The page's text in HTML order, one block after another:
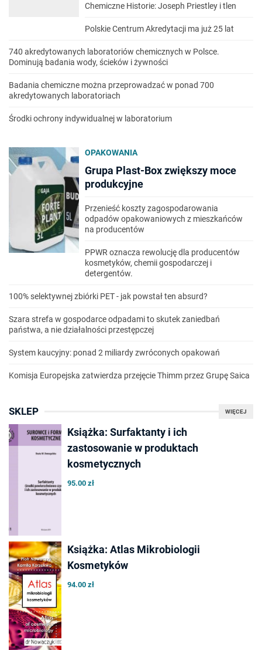
Chemiczne Historie: Joseph Priestley i tlen
Polskie Centrum Akredytacji ma już 25 lat
740 akredytowanych laboratoriów chemicznych w Polsce.
Dominują badania wody, ścieków i żywności
Badania chemiczne można przeprowadzać w ponad 700
akredytowanych laboratoriach
Środki ochrony indywidualnej w laboratorium
OPAKOWANIA
Grupa Plast-Box zwiększy moce
produkcyjne
Przenieść koszty zagospodarowania
odpadów opakowaniowych z mieszkańców
na producentów
PPWR oznacza rewolucję dla producentów
kosmetyków, chemii gospodarczej i
detergentów.
100% selektywnej zbiórki PET - jak powstał ten absurd?
Szara strefa w gospodarce odpadami to skutek zaniedbań
państwa, a nie działalności przestępczej
System kaucyjny: ponad 2 miliardy zwróconych opakowań
Komisja Europejska zatwierdza przejęcie Thimm przez Grupę Saica
WIĘCEJ
SKLEP
Książka: Surfaktanty i ich
zastosowanie w produktach
kosmetycznych
95.00 zł
Książka: Atlas Mikrobiologii
Kosmetyków
94.00 zł